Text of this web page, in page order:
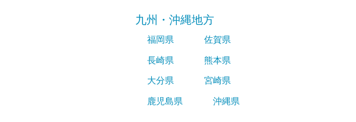
九州・沖縄地方
福岡県
佐賀県
長崎県
熊本県
大分県
宮崎県
鹿児島県
沖縄県